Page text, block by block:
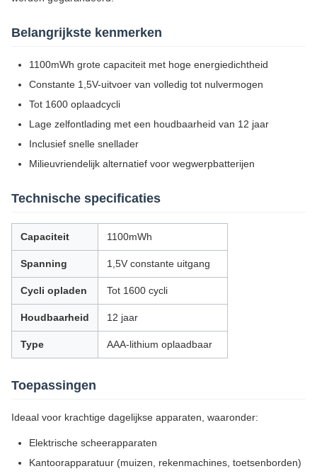
Belangrijkste kenmerken
1100mWh grote capaciteit met hoge energiedichtheid
Constante 1,5V-uitvoer van volledig tot nulvermogen
Tot 1600 oplaadcycli
Lage zelfontlading met een houdbaarheid van 12 jaar
Inclusief snelle snellader
Milieuvriendelijk alternatief voor wegwerpbatterijen
Technische specificaties
Capaciteit 1100mWh
Spanning 1,5V constante uitgang
Cycli opladen Tot 1600 cycli
Houdbaarheid 12 jaar
Type AAA-lithium oplaadbaar
Toepassingen
Ideaal voor krachtige dagelijkse apparaten, waaronder:
Elektrische scheerapparaten
Kantoorapparatuur (muizen, rekenmachines, toetsenborden)